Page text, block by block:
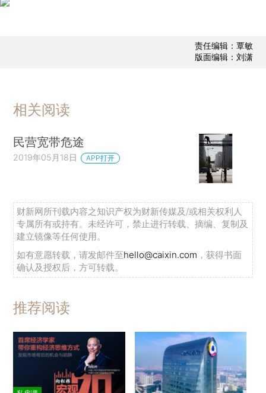
责任编辑：覃敏
版面编辑：刘潇
相关阅读
民营宽带危途
2019年05月18日 APP打开
财新网所刊载内容之知识产权为财新传媒及/或相关权利人
专属所有或持有。未经许可，禁止进行转载、摘编、复制及
建立镜像等任何使用。
如有意愿转载，请发邮件至hello@caixin.com ，获得书面
确认及授权后，方可转载。
推荐阅读